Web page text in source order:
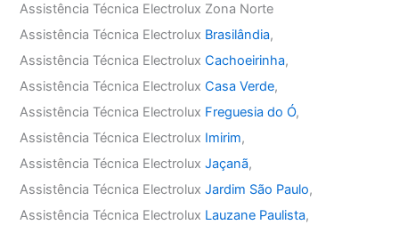
Assistência Técnica Electrolux Zona Norte
Assistência Técnica Electrolux Brasilândia,
Assistência Técnica ElectroluxCachoeirinha,
Assistência Técnica ElectroluxCasa Verde,
Assistência Técnica Electrolux Freguesia do Ó,
Assistência Técnica Electrolux Imirim,
Assistência Técnica ElectroluxJaçanã,
Assistência Técnica ElectroluxJardim São Paulo,
Assistência Técnica Electrolux Lauzane Paulista,